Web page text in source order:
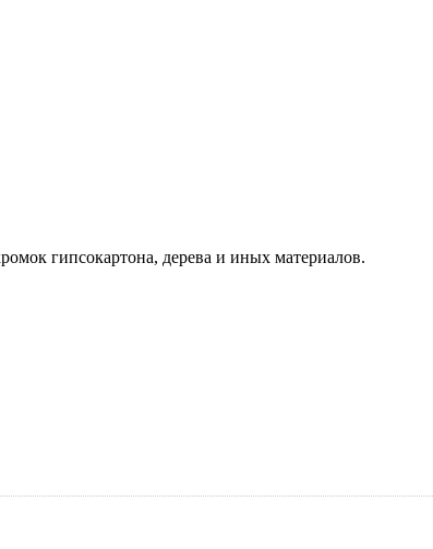
гипсокартона, дерева и иных материалов.